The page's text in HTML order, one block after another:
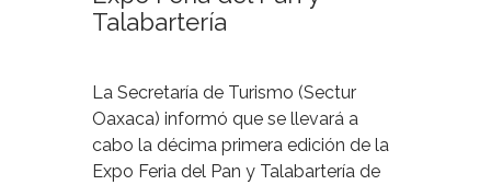
Talabartería
La Secretaría de Turismo (Sectur
Oaxaca) informó que se llevará a
cabo la décima primera edición de la
Expo Feria del Pan y Talabartería de